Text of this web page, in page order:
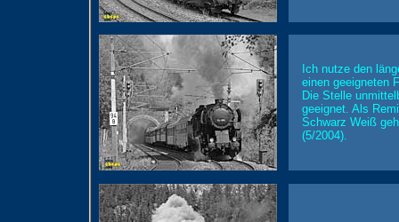
Ich nutze den
einen geeigneten
Die Stelle
geeignet. Als
Schwarz Weiß
(5/2004).